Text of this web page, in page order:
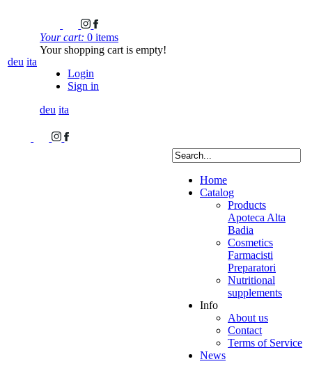
deu ita
Your cart: 0 items
Your shopping cart is empty!
Login
Sign in
deu ita
Home
Catalog
Products
Apoteca Alta
Badia
Cosmetics
Farmacisti
Preparatori
Nutritional
supplements
Info
About us
Contact
Terms of Service
News